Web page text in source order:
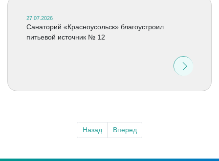
27.07.2026
Санаторий «Красноусольск» благоустроил
питьевой источник № 12
Назад Вперед